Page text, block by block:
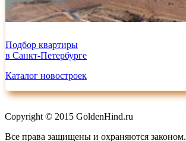
Подбор квартиры
в Санкт-Петербурге
Каталог новостроек
Copyright © 2015 GoldenHind.ru
Все права защищены и охраняются законом.